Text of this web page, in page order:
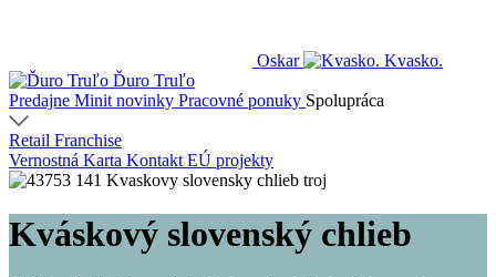
Oskar
Kvasko.
Ďuro Truľo
Predajne Minit novinky Pracovné ponuky Spolupráca
Retail Franchise
Vernostná Karta Kontakt EÚ projekty
Kváskový slovenský chlieb